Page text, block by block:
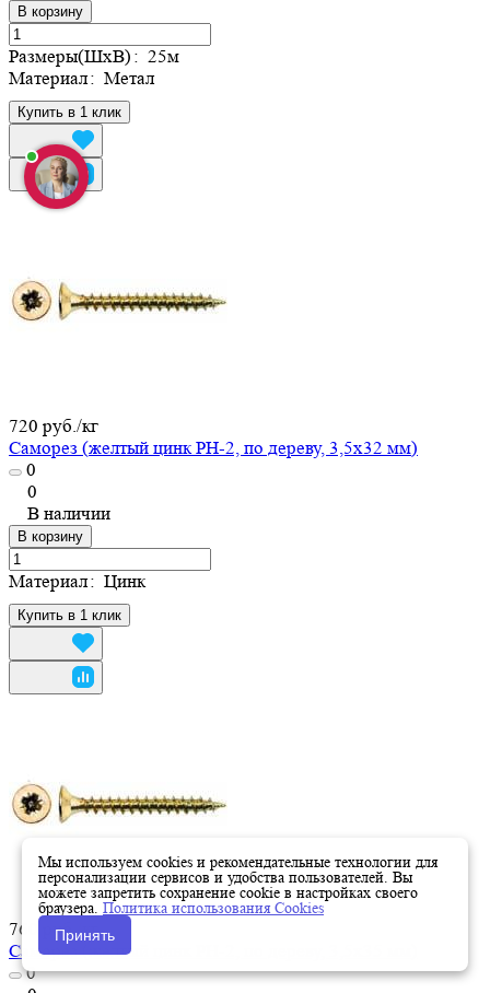
В корзину
Размеры(ШхВ): 25м
Материал: Метал
Купить в 1 клик
720 руб./кг
Саморез (желтый цинк PH-2, по дереву, 3,5х32 мм)
0
0
В наличии
В корзину
Материал: Цинк
Купить в 1 клик
760 руб./кг
Саморез (желтый цинк PH-2, по дереву, 3,5х35 мм)
0
Мы используем cookies и рекомендательные технологии для
персонализации сервисов и удобства пользователей. Вы
можете запретить сохранение cookie в настройках своего
браузера. Политика использования Cookies
Принять